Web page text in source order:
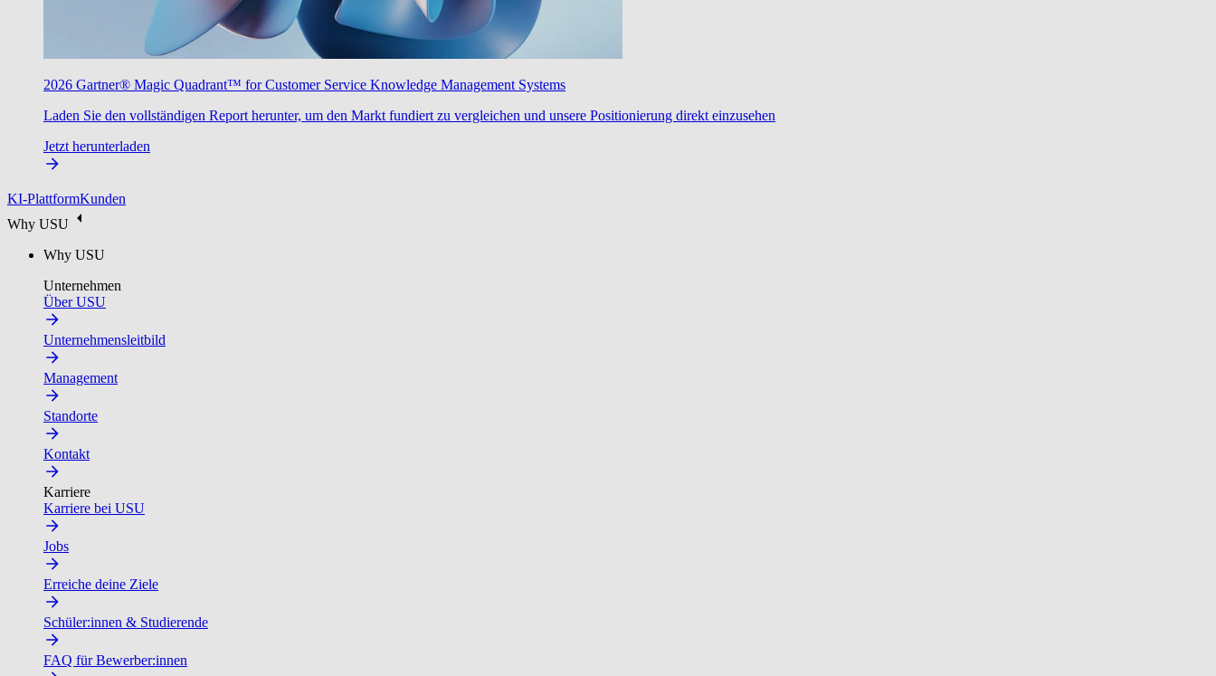
2026 Gartner® Magic Quadrant™ for Customer Service Knowledge Management Systems
Laden Sie den vollständigen Report herunter, um den Markt fundiert zu vergleichen und unsere Positionierung direkt einzusehen
Jetzt herunterladen
KI-PlattformKunden
Why USU
Why USU
Unternehmen
Über USU
Unternehmensleitbild
Management
Standorte
Kontakt
Karriere
Karriere bei USU
Jobs
Erreiche deine Ziele
Schüler:innen & Studierende
FAQ für Bewerber:innen